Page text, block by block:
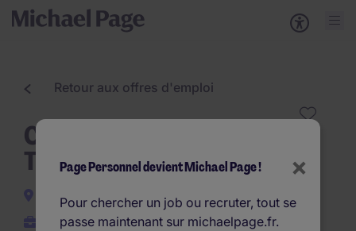
Retour aux offres d'emploi
Chef·fe de Projet Bâtiment
TCE - Montaigu (85)
Montaigu
CDI
×
Page Personnel devient Michael Page !
Pour chercher un job ou recruter, tout se
passe maintenant sur michaelpage.fr.